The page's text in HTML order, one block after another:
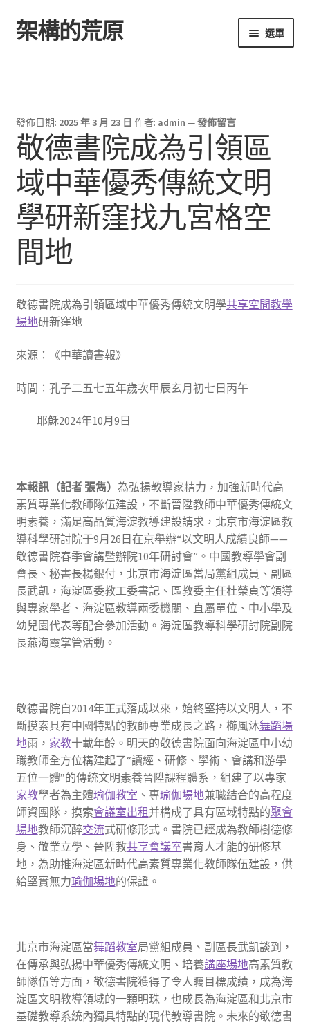
跳
至
跳
至
架構的荒原 選單
發佈日期: 2025 年 3 月 23 日 作者: admin —發佈留言
敬德書院成為引領區
域中華優秀傳統文明
學研新窪找九宮格空
間地
敬德書院成為引領區域中華優秀傳統文明學共享空間教學
場地研新窪地
來源：《中華讀書報》
時間：孔子二五七五年歲次甲辰玄月初七日丙午
耶穌2024年10月9日
本報訊（記者 張雋） 為弘揚教導家精力，加強新時代高
素質專業化教師隊伍建設，不斷晉陞教師中華優秀傳統文
明素養，滿足高品質海淀教導建設請求，北京市海淀區教
導科學研討院于9月26日在京舉辦“以文明人成績良師——
敬德書院春季會講暨辦院10年研討會”。中國教導學會副
會長、秘書長楊銀付，北京市海淀區當局黨組成員、副區
長武凱，海淀區委教工委書記、區教委主任杜榮貞等領導
與專家學者、海淀區教導兩委機關、直屬單位、中小學及
幼兒園代表等配合參加活動。海淀區教導科學研討院副院
長燕海霞掌管活動。
敬德書院自2014年正式落成以來，始終堅持以文明人，不
斷摸索具有中國特點的教師專業成長之路，櫛風沐舞蹈場
地雨， 家教十載年齡。明天的敬德書院面向海淀區中小幼
職教師全方位構建起了“讀經、研修、學術、會講和游學
五位一體”的傳統文明素養晉陞課程體系，組建了以專家
家教學者為主體瑜伽教室 、專瑜伽場地兼職結合的高程度
師資團隊，摸索會議室出租并構成了具有區域特點的聚會
場地教師沉醉交流式研修形式。書院已經成為教師樹德修
身、敬業立學、晉陞教共享會議室書育人才能的研修基
地，為助推海淀區新時代高素質專業化教師隊伍建設，供
給堅實無力瑜伽場地的保證。
北京市海淀區當舞蹈教室局黨組成員、副區長武凱談到，
在傳承與弘揚中華優秀傳統文明、培養講座場地高素質教
師隊伍等方面，敬德書院獲得了令人矚目標成績，成為海
淀區文明教導領域的一顆明珠，也成長為海淀區和北京市
基礎教導系統內獨具特點的現代教導書院。未來的敬德書